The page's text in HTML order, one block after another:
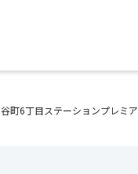
町6丁目ステーションプレミア